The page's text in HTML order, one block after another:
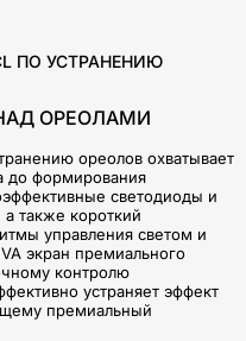
ПО УСТРАНЕНИЮ
ОРЕОЛАМИ
ореолов охватывает
до формирования
светодиоды и
также короткий
управления светом и
экран премиального
контролю
устраняет эффект
премиальный